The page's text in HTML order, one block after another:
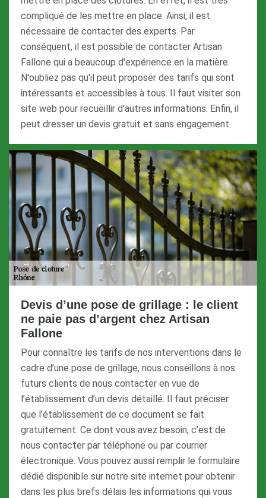
compliqué de les mettre en place. Ainsi, il est
nécessaire de contacter des experts. Par
conséquent, il est possible de contacter Artisan
Fallone qui a beaucoup d'expérience en la matière.
N'oubliez pas qu'il peut proposer des tarifs qui sont
intéressants et accessibles à tous. Il faut visiter son
site web pour recueillir d'autres informations. Enfin, il
peut dresser un devis gratuit et sans engagement.
Devis d’une pose de grillage : le client
ne paie pas d’argent chez Artisan
Fallone
Pour connaître les tarifs de nos interventions dans le
cadre d’une pose de grillage, nous conseillons à nos
futurs clients de nous contacter en vue de
l’établissement d’un devis détaillé. Il faut préciser
que l’établissement de ce document se fait
gratuitement. Ce dont vous avez besoin, c’est de
nous contacter par téléphone ou par courrier
électronique. Vous pouvez aussi remplir le formulaire
dédié disponible sur notre site internet pour obtenir
dans les plus brefs délais les informations qui vous